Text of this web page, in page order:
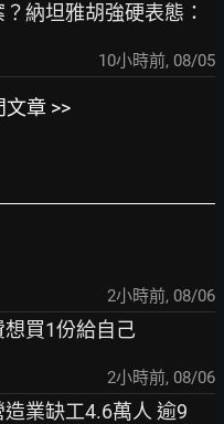
納坦雅胡強硬表態：
10小時前, 08/05
章 >>
2小時前, 08/06
想買1份給自己
2小時前, 08/06
業缺工4.6萬人 逾9